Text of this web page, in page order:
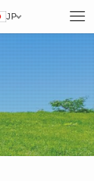
JP